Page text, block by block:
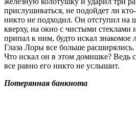
прислушиваться, не подойдет ли
никто не подходил. Он отступил на
кверху, на окно с чистыми стеклами
припал к ним, будто искал знакомое
Глаза Лоры все больше
Что искал он в этом домишке? Ведь
все равно его никто не услышит.
Потерянная банкнота